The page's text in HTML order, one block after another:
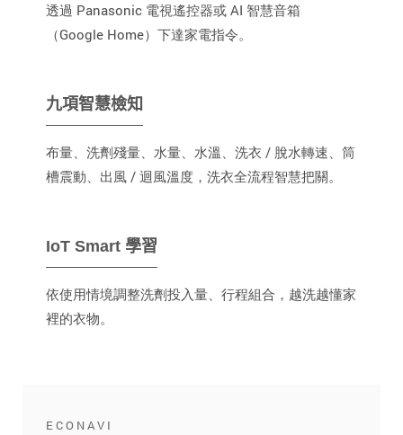
透過 Panasonic 電視遙控器或 AI 智慧音箱
（Google Home）下達家電指令。
九項智慧檢知
布量、洗劑殘量、水量、水溫、洗衣 / 脫水轉速、筒
槽震動、出風 / 迴風溫度，洗衣全流程智慧把關。
IoT Smart 學習
依使用情境調整洗劑投入量、行程組合，越洗越懂家
裡的衣物。
ECONAVI